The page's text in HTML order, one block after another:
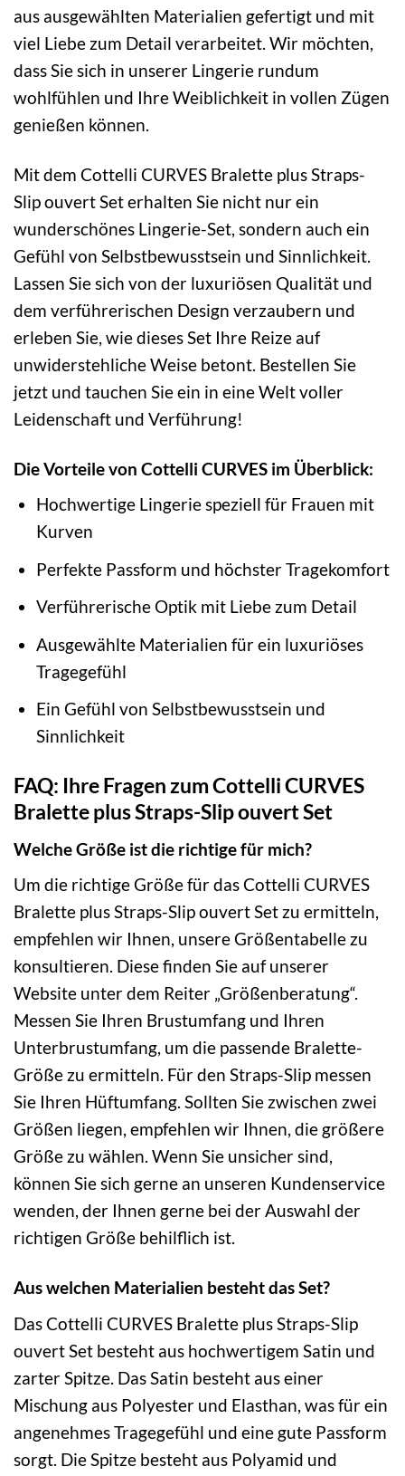
aus ausgewählten Materialien gefertigt und mit
viel Liebe zum Detail verarbeitet. Wir möchten,
dass Sie sich in unserer Lingerie rundum
wohlfühlen und Ihre Weiblichkeit in vollen Zügen
genießen können.
Mit dem Cottelli CURVES Bralette plus Straps-
Slip ouvert Set erhalten Sie nicht nur ein
wunderschönes Lingerie-Set, sondern auch ein
Gefühl von Selbstbewusstsein und Sinnlichkeit.
Lassen Sie sich von der luxuriösen Qualität und
dem verführerischen Design verzaubern und
erleben Sie, wie dieses Set Ihre Reize auf
unwiderstehliche Weise betont. Bestellen Sie
jetzt und tauchen Sie ein in eine Welt voller
Leidenschaft und Verführung!
Die Vorteile von Cottelli CURVES im Überblick:
Hochwertige Lingerie speziell für Frauen mit
Kurven
Perfekte Passform und höchster Tragekomfort
Verführerische Optik mit Liebe zum Detail
Ausgewählte Materialien für ein luxuriöses
Tragegefühl
Ein Gefühl von Selbstbewusstsein und
Sinnlichkeit
FAQ: Ihre Fragen zum Cottelli CURVES
Bralette plus Straps-Slip ouvert Set
Welche Größe ist die richtige für mich?
Um die richtige Größe für das Cottelli CURVES
Bralette plus Straps-Slip ouvert Set zu ermitteln,
empfehlen wir Ihnen, unsere Größentabelle zu
konsultieren. Diese finden Sie auf unserer
Website unter dem Reiter „Größenberatung“.
Messen Sie Ihren Brustumfang und Ihren
Unterbrustumfang, um die passende Bralette-
Größe zu ermitteln. Für den Straps-Slip messen
Sie Ihren Hüftumfang. Sollten Sie zwischen zwei
Größen liegen, empfehlen wir Ihnen, die größere
Größe zu wählen. Wenn Sie unsicher sind,
können Sie sich gerne an unseren Kundenservice
wenden, der Ihnen gerne bei der Auswahl der
richtigen Größe behilflich ist.
Aus welchen Materialien besteht das Set?
Das Cottelli CURVES Bralette plus Straps-Slip
ouvert Set besteht aus hochwertigem Satin und
zarter Spitze. Das Satin besteht aus einer
Mischung aus Polyester und Elasthan, was für ein
angenehmes Tragegefühl und eine gute Passform
sorgt. Die Spitze besteht aus Polyamid und